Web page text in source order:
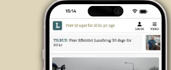
opgaven.